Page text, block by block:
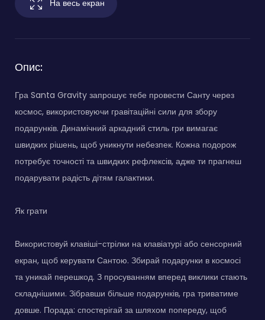
На весь екран
Опис:
Гра Santa Gravity запрошує тебе провести Санту через
космос, використовуючи гравітаційні сили для збору
подарунків. Динамічний аркадний стиль гри вимагає
швидких рішень, щоб уникнути небезпек. Кожна подорож
потребує точності та швидких рефлексів, адже ти прагнеш
подарувати радість дітям галактики.
Як грати
Використовуй клавіші-стрілки на клавіатурі або сенсорний
екран, щоб керувати Сантою. Збирай подарунки в космосі
та уникай перешкод. З просуванням вперед виклики стають
складнішими. Зібравши більше подарунків, гра триватиме
довше. Порада: спостерігай за шляхом попереду, щоб